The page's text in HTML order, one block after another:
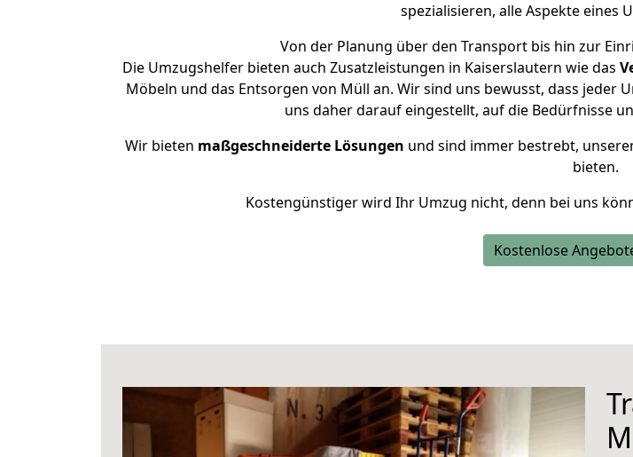
spezialisieren, alle Aspekte eines
Von der Planung über den Transport bis hin zur
Die Umzugshelfer bieten auch Zusatzleistungen in Kaiserslautern wie das
Möbeln und das Entsorgen von Müll an. Wir sind uns bewusst, dass jeder
uns daher darauf eingestellt, auf die Bedürfnisse
Wir bieten maßgeschneiderte Lösungen und sind immer bestrebt,
bieten.
Kostengünstiger wird Ihr Umzug nicht, denn bei uns
Kostenlose